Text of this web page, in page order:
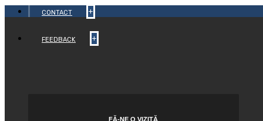
CONTACT +
FEEDBACK +
FĂ-NE O VIZITĂ